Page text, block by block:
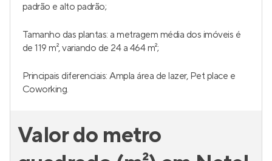
padrão e alto padrão;
Tamanho das plantas: a metragem média dos imóveis é
de 119 m², variando de 24 a 464 m²;
Principais diferenciais: Ampla área de lazer, Pet place e
Coworking.
Valor do metro